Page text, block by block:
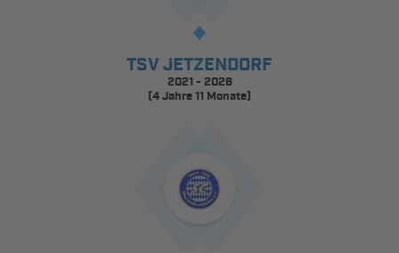
TSV JETZENDORF
2021 - 2026
(4 Jahre 11 Monate)